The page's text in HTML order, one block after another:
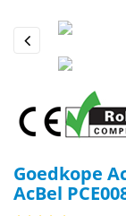
Previous
Goedkope
AcBel